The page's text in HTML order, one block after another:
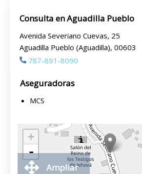
Consulta en Aguadilla Pueblo
Avenida Severiano Cuevas, 25
Aguadilla Pueblo (Aguadilla), 00603
787-891-8090
Aseguradoras
MCS
+
-
Ampliar